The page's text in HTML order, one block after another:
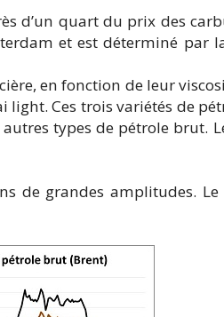
d’un quart du prix des
et est déterminé par
en fonction de leur
light. Ces trois variétés de
types de pétrole brut.
de grandes amplitudes. Le